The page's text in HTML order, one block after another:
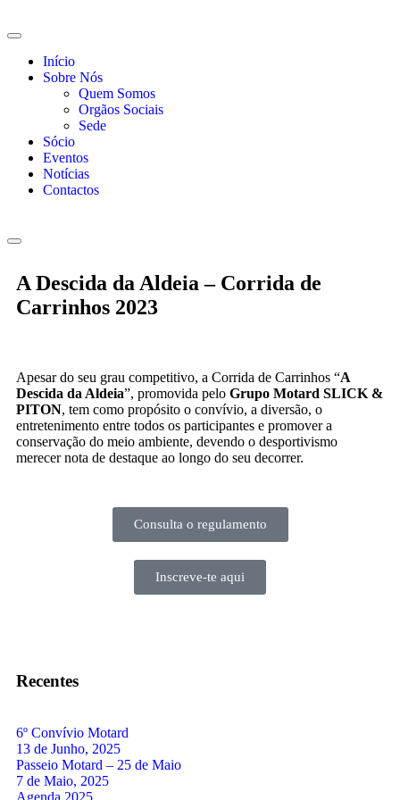
Início
Sobre Nós
Quem Somos
Orgãos Sociais
Sede
Sócio
Eventos
Notícias
Contactos
A Descida da Aldeia – Corrida de
Carrinhos 2023
Apesar do seu grau competitivo, a Corrida de Carrinhos “A
Descida da Aldeia”, promovida pelo Grupo Motard SLICK &
PITON, tem como propósito o convívio, a diversão, o
entretenimento entre todos os participantes e promover a
conservação do meio ambiente, devendo o desportivismo
merecer nota de destaque ao longo do seu decorrer.
Consulta o regulamento
Inscreve-te aqui
Recentes
6º Convívio Motard
13 de Junho, 2025
Passeio Motard – 25 de Maio
7 de Maio, 2025
Agenda 2025